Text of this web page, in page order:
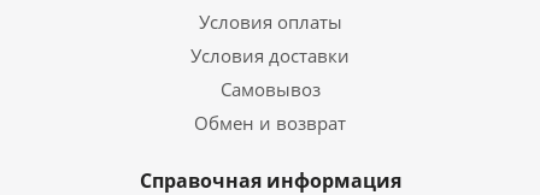
Условия оплаты
Условия доставки
Самовывоз
Обмен и возврат
Справочная информация